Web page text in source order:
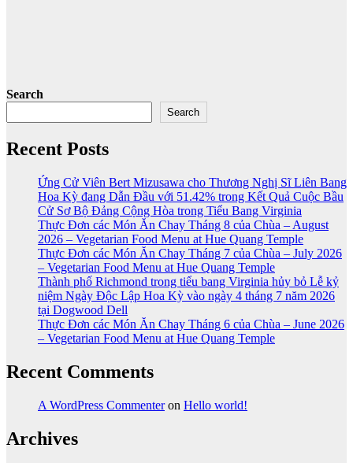
Search
Search
Recent Posts
Ứng Cử Viên Bert Mizusawa cho Thương Nghị Sĩ Liên Bang
Hoa Kỳ đang Dẫn Đầu với 51.42% trong Kết Quả Cuộc Bầu
Cử Sơ Bộ Đảng Cộng Hòa trong Tiểu Bang Virginia
Thực Đơn các Món Ăn Chay Tháng 8 của Chùa – August
2026 – Vegetarian Food Menu at Hue Quang Temple
Thực Đơn các Món Ăn Chay Tháng 7 của Chùa – July 2026
– Vegetarian Food Menu at Hue Quang Temple
Thành phố Richmond trong tiểu bang Virginia hủy bỏ Lễ kỷ
niệm Ngày Độc Lập Hoa Kỳ vào ngày 4 tháng 7 năm 2026
tại Dogwood Dell
Thực Đơn các Món Ăn Chay Tháng 6 của Chùa – June 2026
– Vegetarian Food Menu at Hue Quang Temple
Recent Comments
A WordPress Commenteron Hello world!
Archives